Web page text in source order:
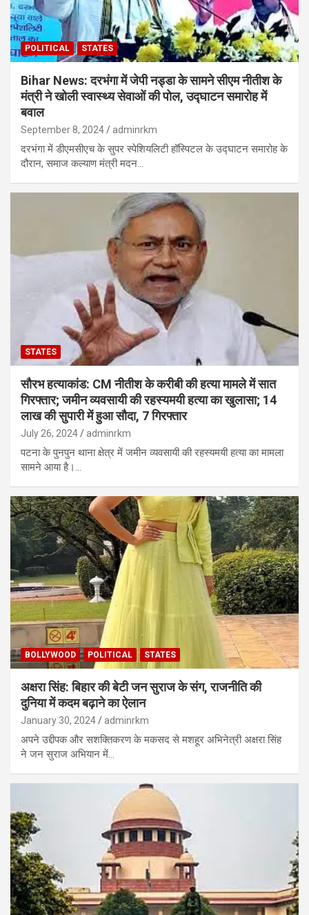
POLITICAL STATES
Bihar News: दरभंगा में जेपी नड्डा के सामने सीएम नीतीश के
मंत्री ने खोली स्वास्थ्य सेवाओं की पोल, उद्घाटन समारोह में
बवाल
September 8, 2024 adminrkm
दरभंगा में डीएमसीएच के सुपर स्पेशियलिटी हॉस्पिटल के उद्घाटन समारोह के
दौरान, समाज कल्याण मंत्री मदन…
STATES
सौरभ हत्याकांड: CM नीतीश के करीबी की हत्या मामले में सात
गिरफ्तार; जमीन व्यवसायी की रहस्यमयी हत्या का खुलासा; 14
लाख की सुपारी में हुआ सौदा, 7 गिरफ्तार
July 26, 2024 adminrkm
पटना के पुनपुन थाना क्षेत्र में जमीन व्यवसायी की रहस्यमयी हत्या का मामला
सामने आया है।…
BOLLYWOOD POLITICAL STATES
अक्षरा सिंह: बिहार की बेटी जन सुराज के संग, राजनीति की
दुनिया में कदम बढ़ाने का ऐलान
January 30, 2024 adminrkm
अपने उद्दीपक और सशक्तिकरण के मकसद से मशहूर अभिनेत्री अक्षरा सिंह
ने जन सुराज अभियान में…